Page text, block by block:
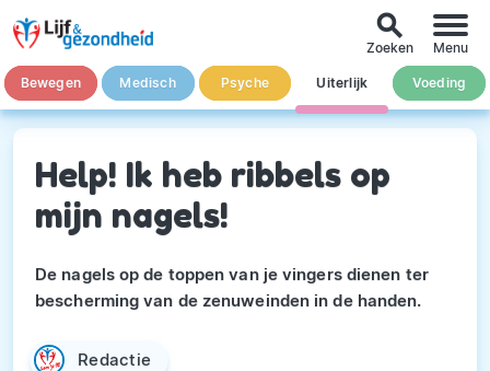
Bewegen Medisch Psyche Uiterlijk Voeding
search
Zoeken Menu
Help! Ik heb ribbels op
mijn nagels!
De nagels op de toppen van je vingers dienen ter
bescherming van de zenuweinden in de handen.
Redactie